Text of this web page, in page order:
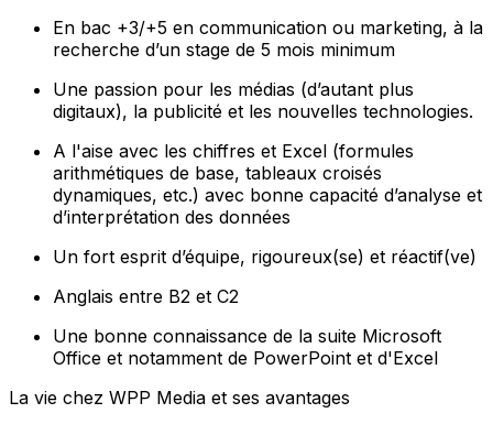
En bac +3/+5 en communication ou marketing, à la
recherche d’un stage de 5 mois minimum
Une passion pour les médias (d’autant plus
digitaux), la publicité et les nouvelles technologies.
A l'aise avec les chiffres et Excel (formules
arithmétiques de base, tableaux croisés
dynamiques, etc.) avec bonne capacité d’analyse et
d’interprétation des données
Un fort esprit d’équipe, rigoureux(se) et réactif(ve)
Anglais entre B2 et C2
Une bonne connaissance de la suite Microsoft
Office et notamment de PowerPoint et d'Excel
La vie chez WPP Media et ses avantages